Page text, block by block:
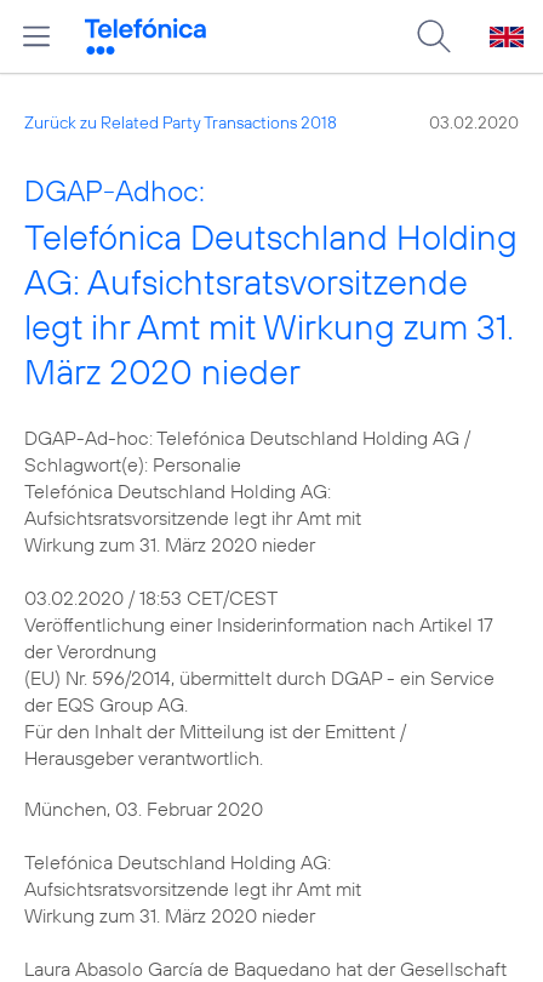
Zurück zu Related Party Transactions 2018 03.02.2020
DGAP-Adhoc:
Telefónica Deutschland Holding
AG: Aufsichtsratsvorsitzende
legt ihr Amt mit Wirkung zum 31.
März 2020 nieder
DGAP-Ad-hoc: Telefónica Deutschland Holding AG /
Schlagwort(e): Personalie
Telefónica Deutschland Holding AG:
Aufsichtsratsvorsitzende legt ihr Amt mit
Wirkung zum 31. März 2020 nieder
03.02.2020 / 18:53 CET/CEST
Veröffentlichung einer Insiderinformation nach Artikel 17
der Verordnung
(EU) Nr. 596/2014, übermittelt durch DGAP - ein Service
der EQS Group AG.
Für den Inhalt der Mitteilung ist der Emittent /
Herausgeber verantwortlich.
München, 03. Februar 2020
Telefónica Deutschland Holding AG:
Aufsichtsratsvorsitzende legt ihr Amt mit
Wirkung zum 31. März 2020 nieder
Laura Abasolo García de Baquedano hat der Gesellschaft